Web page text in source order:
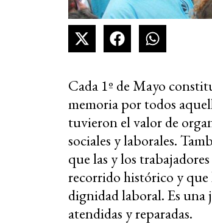
Cada 1º de Mayo
memoria por todos
tuvieron el valor de
sociales y laborales.
que las y los
recorrido histórico y
dignidad laboral. Es una
atendidas y reparadas.